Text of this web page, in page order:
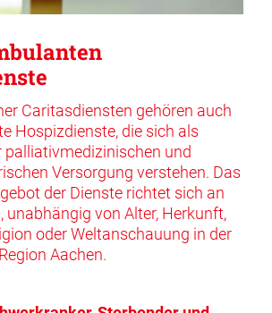
Caritasdiensten gehören auch
Hospizdienste, die sich als
palliativmedizinischen und
Versorgung verstehen. Das
der Dienste richtet sich an
unabhängig von Alter, Herkunft,
oder Weltanschauung in der
Aachen.